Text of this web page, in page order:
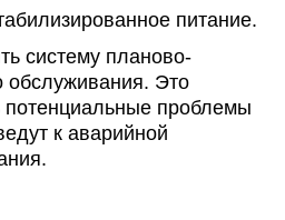
питание.
систему планово-
обслуживания. Это
потенциальные проблемы
к аварийной